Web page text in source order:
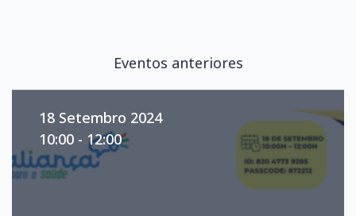
Eventos anteriores
18 Setembro 2024
10:00 - 12:00